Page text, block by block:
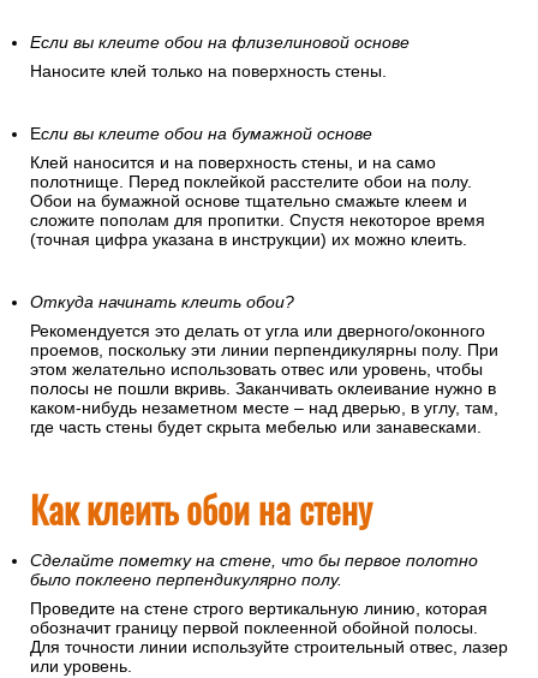
Если вы клеите обои на флизелиновой основе
Наносите клей только на поверхность стены.
Если вы клеите обои на бумажной основе
Клей наносится и на поверхность стены, и на само
полотнище. Перед поклейкой расстелите обои на полу.
Обои на бумажной основе тщательно смажьте клеем и
сложите пополам для пропитки. Спустя некоторое время
(точная цифра указана в инструкции) их можно клеить.
Откуда начинать клеить обои?
Рекомендуется это делать от угла или дверного/оконного
проемов, поскольку эти линии перпендикулярны полу. При
этом желательно использовать отвес или уровень, чтобы
полосы не пошли вкривь. Заканчивать оклеивание нужно в
каком-нибудь незаметном месте – над дверью, в углу, там,
где часть стены будет скрыта мебелью или занавесками.
Как клеить обои на стену
Сделайте пометку на стене, что бы первое полотно
было поклеено перпендикулярно полу.
Проведите на стене строго вертикальную линию, которая
обозначит границу первой поклеенной обойной полосы.
Для точности линии используйте строительный отвес, лазер
или уровень.